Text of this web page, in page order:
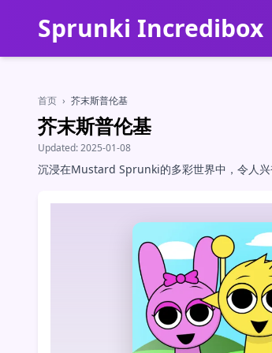
Sprunki Incredibox
首页 › 芥末斯普伦基
芥末斯普伦基
Updated:2025-01-08
沉浸在Mustard Sprunki的多彩世界中，令人兴